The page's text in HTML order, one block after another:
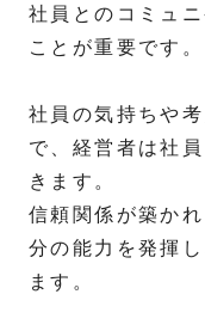
社員とのコミュ
ことが重要です。
社員の気持ちや
で、経営者は社
きます。
信頼関係が築か
分の能力を発揮
ます。